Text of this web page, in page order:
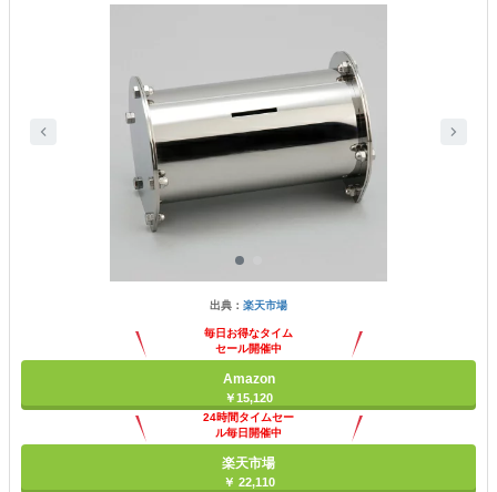
出典： 楽天市場
毎日お得なタイム
セール開催中
Amazon
￥15,120
24時間タイムセー
ル毎日開催中
楽天市場
￥ 22,110